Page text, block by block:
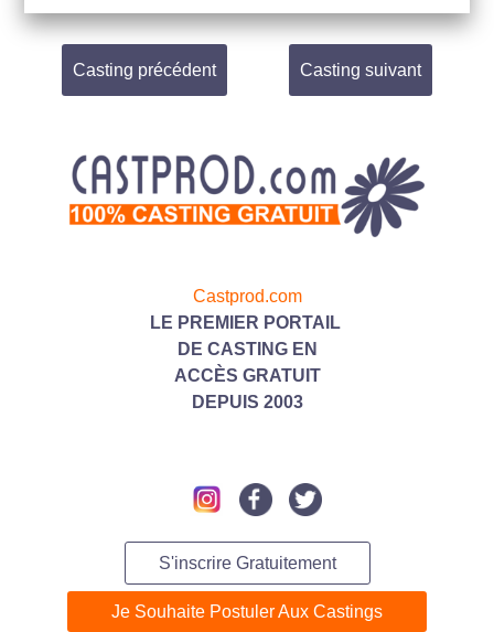
Casting précédent Casting suivant
Castprod.com
LE PREMIER PORTAIL
DE CASTING EN
ACC ÈS GRATUIT
DEPUIS 2003
S'inscrire Gratuitement
Je Souhaite Postuler Aux Castings